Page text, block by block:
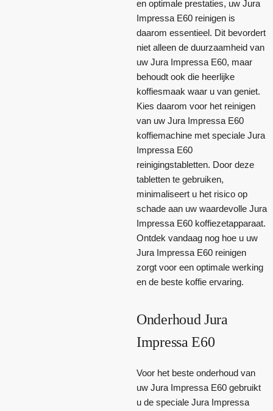
en optimale prestaties, uw Jura
Impressa E60 reinigen is
daarom essentieel. Dit bevordert
niet alleen de duurzaamheid van
uw Jura Impressa E60, maar
behoudt ook die heerlijke
koffiesmaak waar u van geniet.
Kies daarom voor het reinigen
van uw Jura Impressa E60
koffiemachine met speciale Jura
Impressa E60
reinigingstabletten. Door deze
tabletten te gebruiken,
minimaliseert u het risico op
schade aan uw waardevolle Jura
Impressa E60 koffiezetapparaat.
Ontdek vandaag nog hoe u uw
Jura Impressa E60 reinigen
zorgt voor een optimale werking
en de beste koffie ervaring.
Onderhoud Jura
Impressa E60
Voor het beste onderhoud van
uw Jura Impressa E60 gebruikt
u de speciale Jura Impressa